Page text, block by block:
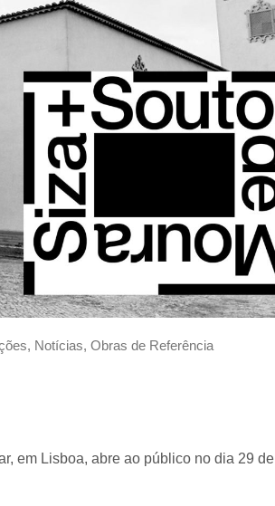
, Notícias, Obras de Referência
em Lisboa, abre ao público no dia 29 de